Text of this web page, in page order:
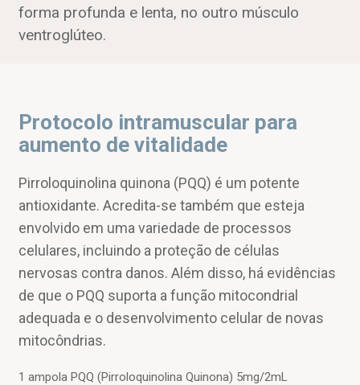
forma profunda e lenta, no outro músculo
ventroglúteo.
Protocolo intramuscular para
aumento de vitalidade
Pirroloquinolina quinona (PQQ) é um potente
antioxidante. Acredita-se também que esteja
envolvido em uma variedade de processos
celulares, incluindo a proteção de células
nervosas contra danos. Além disso, há evidências
de que o PQQ suporta a função mitocondrial
adequada e o desenvolvimento celular de novas
mitocôndrias.
1 ampola PQQ (Pirroloquinolina Quinona) 5mg/2mL